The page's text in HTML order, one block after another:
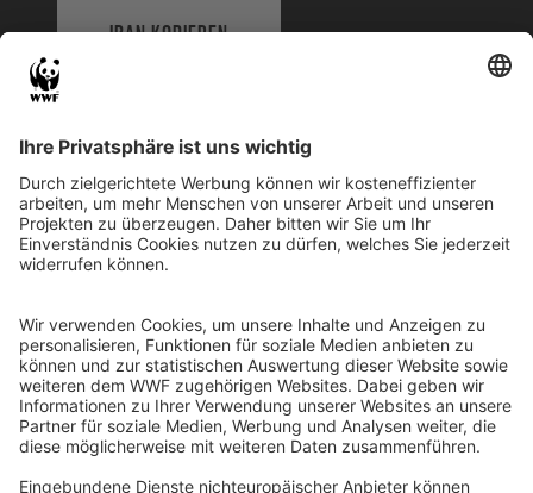
IBAN KOPIEREN
WWF Deutschland
Reinhardtstr. 18
10117 Berlin
Ihre Spende kann steuerlich geltend gemacht werden
Registriert als Stiftung WWF Deutschland, Senatsverwaltung für
Justiz Berlin, Az: 3416/976/2
Umsatzsteuer-Identifikationsnummer: DE 114236103
Freistellungsbescheid: Als gemeinnützige Körperschaft befreit